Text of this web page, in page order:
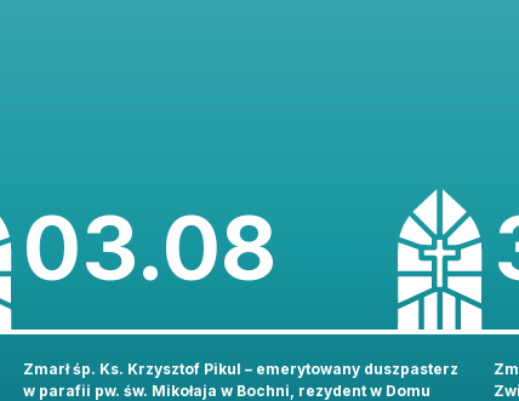
03.08
Zmarł śp. Ks. Krzysztof Pikul – emerytowany duszpasterz
w parafii pw. św. Mikołaja w Bochni, rezydent w Domu